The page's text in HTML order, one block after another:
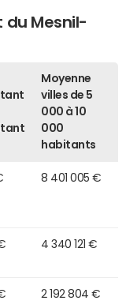
Mesnil-
Moyenne
villes de 5
000 à 10
000
habitants
8 401 005 €
4 340 121 €
2 192 804 €